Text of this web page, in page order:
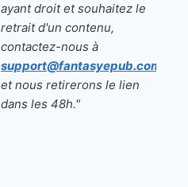
ayant droit et souhaitez le
retrait d'un contenu,
contactez-nous à
support@fantasyepub.com
et nous retirerons le lien
dans les 48h."